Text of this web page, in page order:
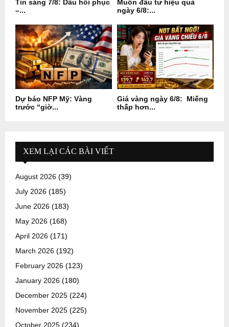
Tin sáng 7/8: Dầu hồi phục
–...
Muốn đầu tư hiệu quả
ngày 6/8:...
Dự báo NFP Mỹ: Vàng
trước “giờ...
Giá vàng ngày 6/8: Miếng
thấp hơn...
XEM LẠI CÁC BÀI VIẾT
August 2026 (39)
July 2026 (185)
June 2026 (183)
May 2026 (168)
April 2026 (171)
March 2026 (192)
February 2026 (123)
January 2026 (180)
December 2025 (224)
November 2025 (225)
October 2025 (234)